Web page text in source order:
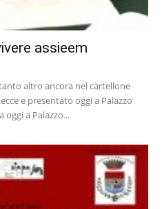
assieem
altro ancora nel cartellone
e presentato oggi a Palazzo
oggi a Palazzo...